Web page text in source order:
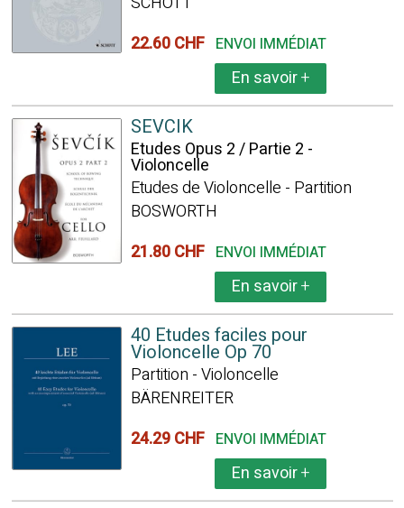
22.60 CHF ENVOI IMMÉDIAT
En savoir+
SEVCIK
Etudes Opus 2 / Partie 2 -
Violoncelle
Etudes de Violoncelle - Partition
BOSWORTH
21.80 CHF ENVOI IMMÉDIAT
En savoir+
40 Etudes faciles pour
Violoncelle Op 70
Partition - Violoncelle
BÄRENREITER
24.29 CHF ENVOI IMMÉDIAT
En savoir+